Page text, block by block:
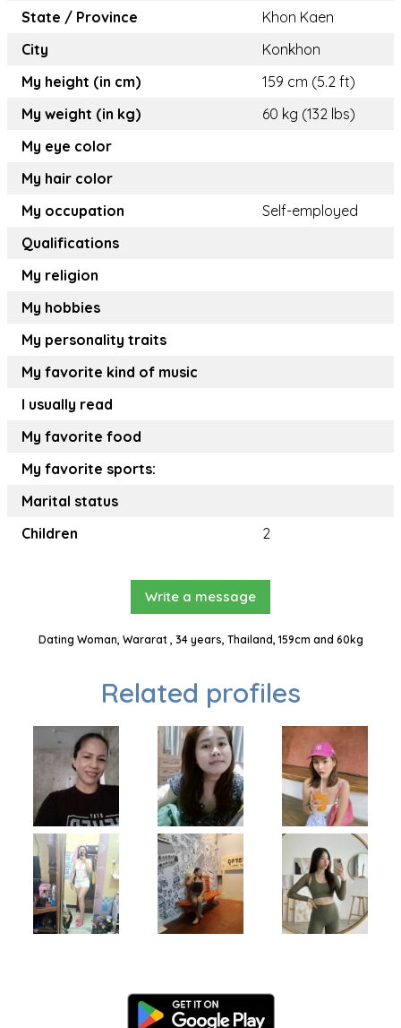
State / Province
Khon Kaen
City
Konkhon
My height (in cm)
159 cm (5.2 ft)
My weight (in kg)
60 kg (132 lbs)
My eye color
My hair color
My occupation
Self-employed
Qualifications
My religion
My hobbies
My personality traits
My favorite kind of music
I usually read
My favorite food
My favorite sports:
Marital status
Children
2
Write a message
Dating Woman, Wararat , 34 years, Thailand, 159cm and 60kg
Related profiles